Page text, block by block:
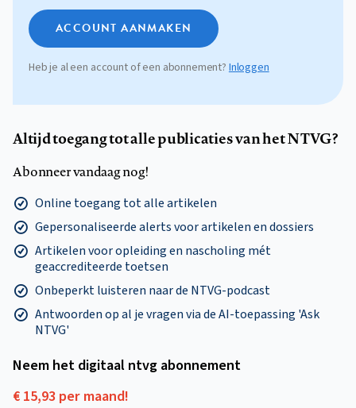
ACCOUNT AANMAKEN
Heb je al een account of een abonnement?Inloggen
Altijd toegang tot alle publicaties van het NTVG?
Abonneer vandaag nog!
Online toegang tot alle artikelen
Gepersonaliseerde alerts voor artikelen en dossiers
Artikelen voor opleiding en nascholing mét
geaccrediteerde toetsen
Onbeperkt luisteren naar de NTVG-podcast
Antwoorden op al je vragen via de AI-toepassing 'Ask
NTVG'
Neem het digitaal ntvg abonnement
€ 15,93 per maand!